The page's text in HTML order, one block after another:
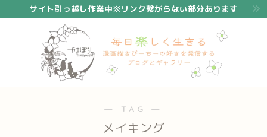
サイト引っ越し作業中※リンク繋がらない部分あります
― TAG ―
メイキング